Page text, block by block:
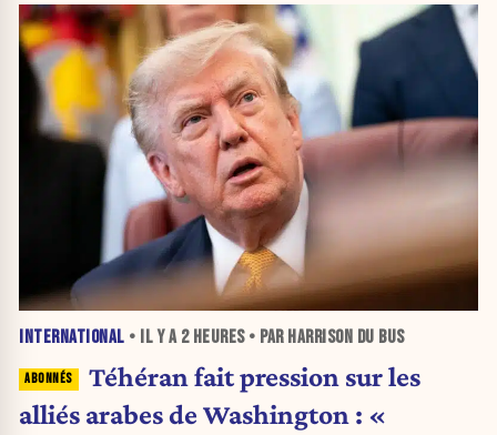
INTERNATIONAL • IL Y A 2 HEURES• PAR HARRISON DU BUS
Téhéran fait pression sur les
alliés arabes de Washington : «